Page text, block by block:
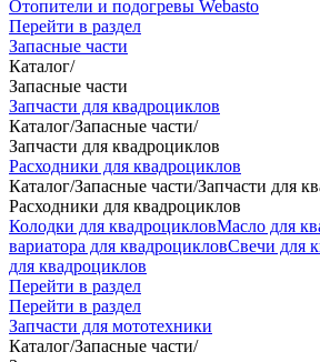
Отопители и подогревы Webasto
Перейти в раздел
Запасные части
Каталог/
Запасные части
Запчасти для квадроциклов
Каталог/Запасные части/
Запчасти для квадроциклов
Расходники для квадроциклов
Каталог/Запасные части/Запчасти для
Расходники для квадроциклов
Колодки для квадроцикловМасло для
вариатора для квадроцикловСвечи для
для квадроциклов
Перейти в раздел
Перейти в раздел
Запчасти для мототехники
Каталог/Запасные части/